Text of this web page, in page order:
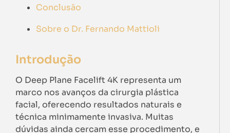
Conclusão
Sobre o Dr. Fernando Mattioli
Introdução
O Deep Plane Facelift 4K representa um
marco nos avanços da cirurgia plástica
facial, oferecendo resultados naturais e
técnica minimamente invasiva. Muitas
dúvidas ainda cercam esse procedimento, e